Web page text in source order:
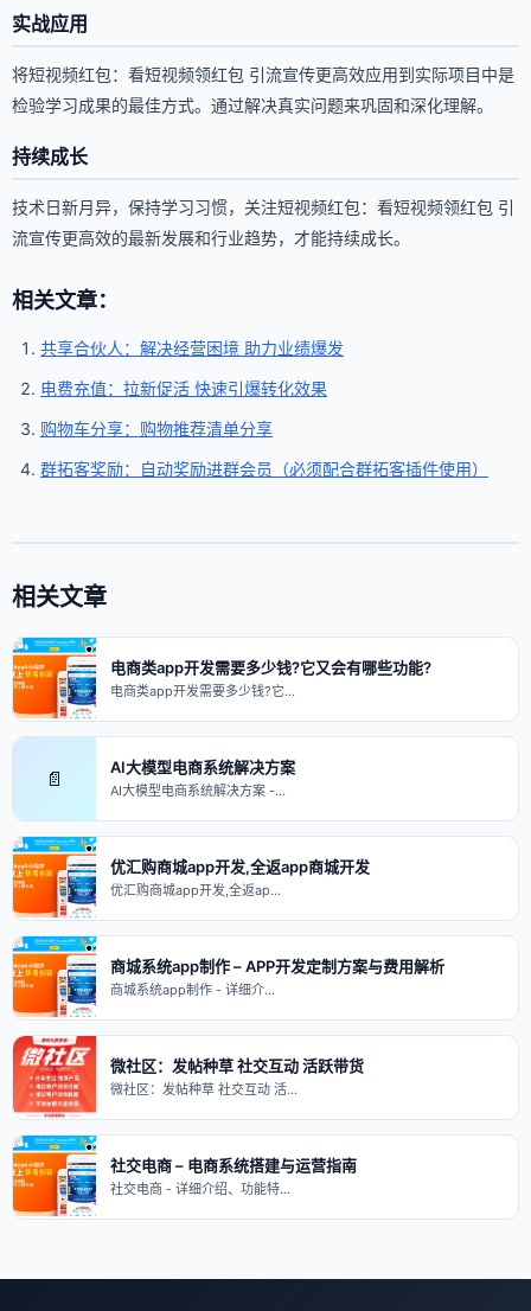
实战应用
将短视频红包：看短视频领红包 引流宣传更高效应用到实际项目中是
检验学习成果的最佳方式。通过解决真实问题来巩固和深化理解。
持续成长
技术日新月异，保持学习习惯，关注短视频红包：看短视频领红包 引
流宣传更高效的最新发展和行业趋势，才能持续成长。
相关文章：
共享合伙人：解决经营困境 助力业绩爆发
电费充值：拉新促活 快速引爆转化效果
购物车分享：购物推荐清单分享
群拓客奖励：自动奖励进群会员（必须配合群拓客插件使用）
相关文章
电商类app开发需要多少钱?它又会有哪些功能?
电商类app开发需要多少钱?它…
📄 AI大模型电商系统解决方案
AI大模型电商系统解决方案 -…
优汇购商城app开发,全返app商城开发
优汇购商城app开发,全返ap…
商城系统app制作 – APP开发定制方案与费用解析
商城系统app制作 - 详细介…
微社区：发帖种草 社交互动 活跃带货
微社区：发帖种草 社交互动 活…
社交电商 – 电商系统搭建与运营指南
社交电商 - 详细介绍、功能特…